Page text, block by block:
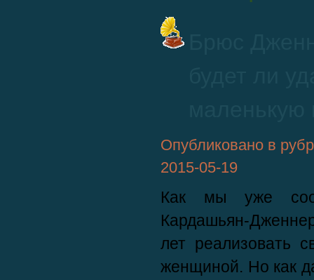
Опубликовано в
2015-05-19
Как мы уже
Кардашьян-
лет реализовать
женщиной. Но как